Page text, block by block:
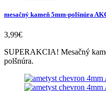
mesačný kameň 5mm-polšnúra
3,99€
SUPERAKCIA! Mesačný
polšnúra.